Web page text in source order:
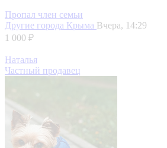
Пропал член семьи
Другие города Крыма Вчера, 14:29
1 000 ₽
Наталья
Частный продавец